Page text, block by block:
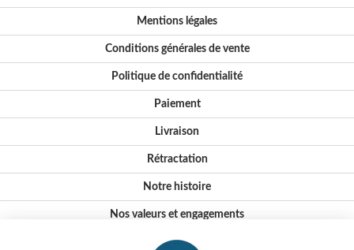
Mentions légales
Conditions générales de vente
Politique de confidentialité
Paiement
Livraison
Rétractation
Notre histoire
Nos valeurs et engagements
Conseils